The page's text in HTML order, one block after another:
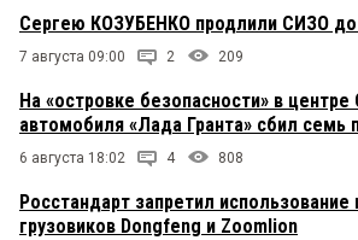
Сергею КОЗУБЕНКО продлили СИЗО до
7 августа 09:00 2 209
На «островке безопасности» в
автомобиля «Лада Гранта» сбил семь
6 августа 18:02 4 808
Росстандарт запретил
грузовиков Dongfeng и Zoomlion